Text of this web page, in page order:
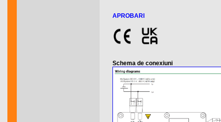
APROBARI
Schema de conexiuni